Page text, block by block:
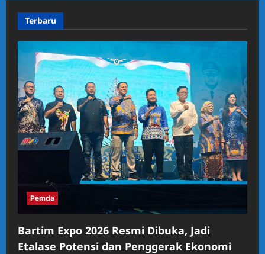
Terbaru
Pemda
Bartim Expo 2026 Resmi Dibuka, Jadi
Etalase Potensi dan Penggerak Ekonomi